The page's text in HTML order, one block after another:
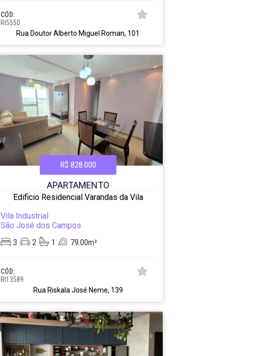
CÓD:
RI5550
Rua Doutor Alberto Miguel Roman, 101
R$ 828.000
APARTAMENTO
Edificio Residencial Varandas da Vila
Vila Industrial
São José dos Campos
3
2 1 79.00m²
CÓD:
RI13589
Rua Riskala José Neme, 139